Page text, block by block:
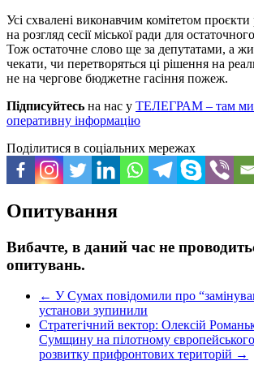
Усі схвалені виконавчим комітетом
на розгляд сесії міської ради для
Тож остаточне слово ще за депутатами, а
чекати, чи перетворяться ці рішення на
не на чергове бюджетне гасіння пожеж.
Підписуйтесь на нас у ТЕЛЕГРАМ – там ми
оперативну інформацію
Поділитися в соціальних мережах
Опитування
Вибачте, в даний час не
опитувань.
← У Сумах повідомили про
установи зупинили
Стратегічний вектор: Олексій
Сумщину на пілотному європейського
розвитку прифронтових територій →